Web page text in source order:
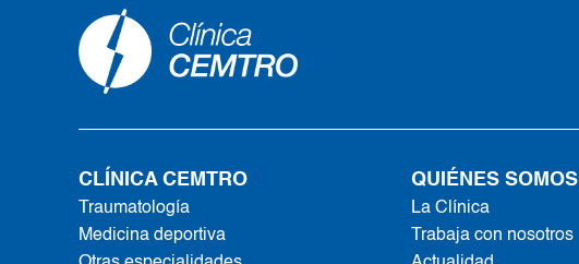
CLÍNICA CEMTRO
Traumatología
Medicina deportiva
QUIÉNES SOMOS
La Clínica
Trabaja con nosotros